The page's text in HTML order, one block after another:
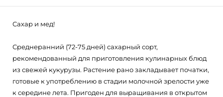
Сахар и мед!
Среднеранний (72-75 дней) сахарный сорт,
рекомендованный для приготовления кулинарных блюд
из свежей кукурузы. Растение рано закладывает початки,
готовые к употреблению в стадии молочной зрелости уже
к середине лета. Пригоден для выращивания в открытом